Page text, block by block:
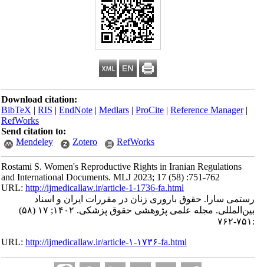
Download citation:
BibTeX|RIS|EndNote|Medlars|ProCite|Reference Manager
RefWorks
Send citation to:
Mendeley
Zotero RefWorks
Rostami S. Women's Reproductive Rights in Iranian Regulations
and International Documents. MLJ 2023; 17 (58) :751-762
URL:http://ijmedicallaw.ir/article-1-1736-fa.html
رستمی سارا. حقوق باروری زنان در مقررات ایران و اسناد
بین‌المللی. مجله علمی پژوهشی حقوق پزشکی. ۱۴۰۲; ۱۷ (۵۸)
URL:http://ijmedicallaw.ir/article-۱-۱۷۳۶-fa.html